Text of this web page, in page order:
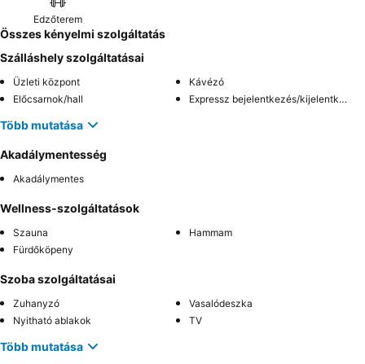
Edzőterem
Összes kényelmi szolgáltatás
Szálláshely szolgáltatásai
Üzleti központ
Kávézó
Előcsarnok/hall
Expressz bejelentkezés/kijelentkezés
Több mutatása
Akadálymentesség
Akadálymentes
Wellness-szolgáltatások
Szauna
Hammam
Fürdőköpeny
Szoba szolgáltatásai
Zuhanyzó
Vasalódeszka
Nyitható ablakok
TV
Több mutatása